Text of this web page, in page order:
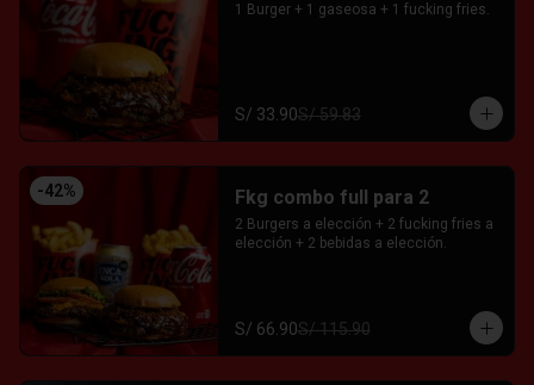
1 Burger + 1 gaseosa + 1 fucking fries.
S/ 33.90S/ 59.83
-42% Fkg combo full para 2
2 Burgers a elección + 2 fucking fries a
elección + 2 bebidas a elección.
S/ 66.90S/ 115.90